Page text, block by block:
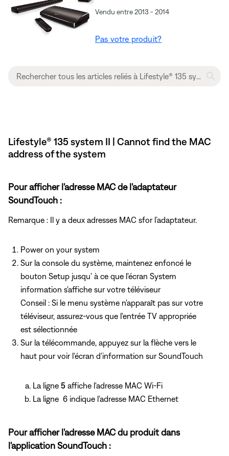
Vendu entre 2013 - 2014
Pas votre produit?
Lifestyle® 135 system II | Cannot find the MAC
address of the system
Pour afficher l'adresse MAC de l'adaptateur
SoundTouch :
Remarque : Il y a deux adresses MAC sfor l’adaptateur.
Power on your system
Sur la console du système, maintenez enfoncé le
bouton Setup jusqu' à ce que l'écran System
information s'affiche sur votre téléviseur
Conseil : Si le menu système n'apparaît pas sur votre
téléviseur, assurez-vous que l'entrée TV appropriée
est sélectionnée
Sur la télécommande, appuyez sur la flèche vers le
haut pour voir l'écran d'information sur SoundTouch
La ligne 5 affiche l'adresse MAC Wi-Fi
La ligne 6 indique l'adresse MAC Ethernet
Pour afficher l'adresse MAC du produit dans
l'application SoundTouch :